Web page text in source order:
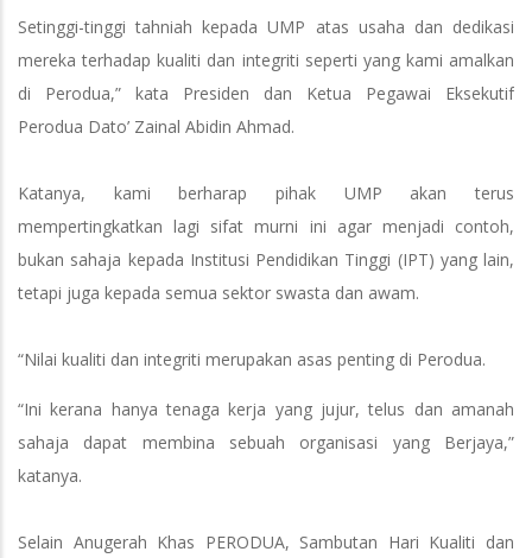
Setinggi-tinggi tahniah kepada UMP atas usaha dan dedikasi
mereka terhadap kualiti dan integriti seperti yang kami amalkan
di Perodua,” kata Presiden dan Ketua Pegawai Eksekutif
Perodua Dato’ Zainal Abidin Ahmad.
Katanya, kami berharap pihak UMP akan terus
mempertingkatkan lagi sifat murni ini agar menjadi contoh,
bukan sahaja kepada Institusi Pendidikan Tinggi (IPT) yang lain,
tetapi juga kepada semua sektor swasta dan awam.
“Nilai kualiti dan integriti merupakan asas penting di Perodua.
“Ini kerana hanya tenaga kerja yang jujur, telus dan amanah
sahaja dapat membina sebuah organisasi yang Berjaya,”
katanya.
Selain Anugerah Khas PERODUA, Sambutan Hari Kualiti dan